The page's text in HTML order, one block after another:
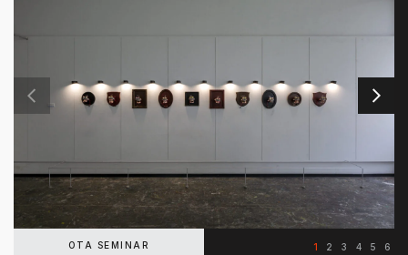
1 2 3 4 5 6
OTA SEMINAR